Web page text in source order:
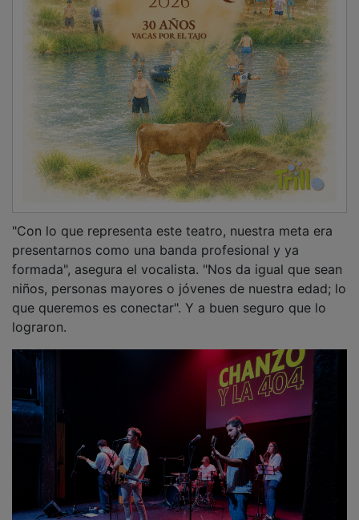
"Con lo que representa este teatro, nuestra meta era
presentarnos como una banda profesional y ya
formada", asegura el vocalista. "Nos da igual que sean
niños, personas mayores o jóvenes de nuestra edad; lo
que queremos es conectar". Y a buen seguro que lo
lograron.